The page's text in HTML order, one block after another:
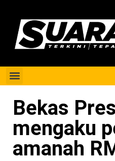
Bekas
mengaku
amanah